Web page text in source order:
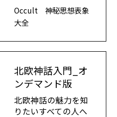
Occult 神秘思想表象
大全
北欧神話入門_オ
ンデマンド版
北欧神話の魅力を知
りたいすべての人へ